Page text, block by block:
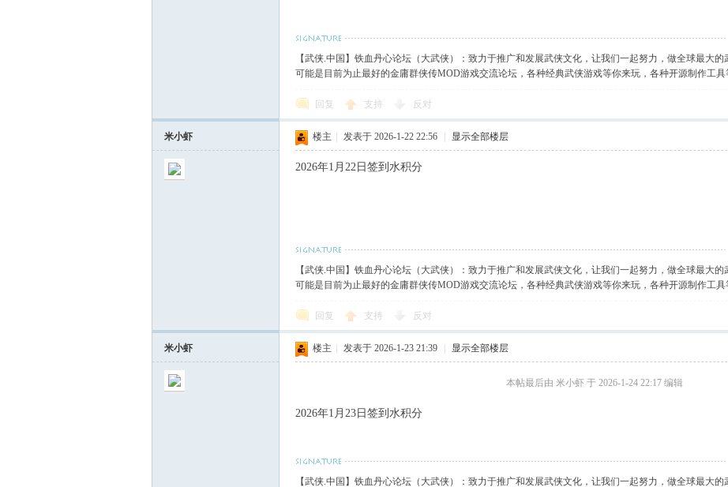
【武侠.中国】铁血丹心论坛（大武侠）：致力于推广和发展武侠文化，让我们一起努力，做全球最大的
可能是目前为止最好的金庸群侠传MOD游戏交流论坛，各种经典武侠游戏等你来玩，各种开源制作工具
回复 支持 反对
米小虾 楼主 发表于 2026-1-22 22:56 显示全部楼层
2026年1月22日签到水积分
【武侠.中国】铁血丹心论坛（大武侠）：致力于推广和发展武侠文化，让我们一起努力，做全球最大的
可能是目前为止最好的金庸群侠传MOD游戏交流论坛，各种经典武侠游戏等你来玩，各种开源制作工具
回复 支持 反对
米小虾 楼主 发表于 2026-1-23 21:39 显示全部楼层
本帖最后由 米小虾 于 2026-1-24 22:17 编辑
2026年1月23日签到水积分
【武侠.中国】铁血丹心论坛（大武侠）：致力于推广和发展武侠文化，让我们一起努力，做全球最大的